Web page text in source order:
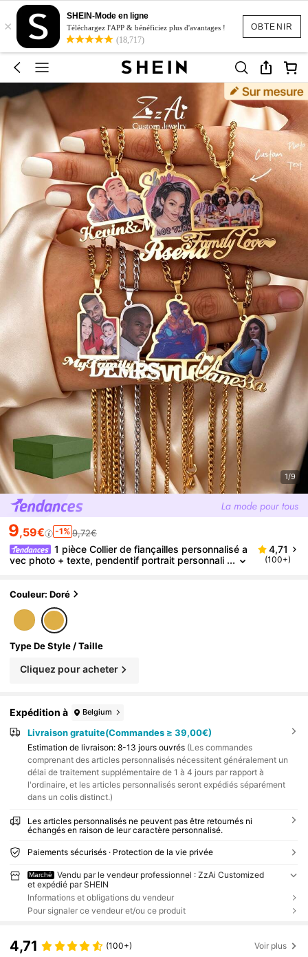
OBTENIR
×
SHEIN-Mode en ligne
Téléchargez l'APP & bénéficiez plus d'avantages !
(18,717)
1/9
9,59€ -1% 9,72€
1 pièce Collier de fiançailles personnalisé a
vec photo + texte, pendentif portrait personnali
ne boîte-cadeau élégante, convient pour un port qu
4,71
(100+)
Couleur: Doré
Type De Style / Taille
Cliquez pour acheter
Expédition à Belgium
Livraison gratuite(Commandes ≥ 39,00€)
Estimation de livraison: 8-13 jours ouvrés (Les commandes
comprenant des articles personnalisés nécessitent généralement un
délai de traitement supplémentaire de 1 à 4 jours par rapport à
l'ordinaire, et les articles personnalisés seront expédiés séparément
dans un colis distinct.)
Les articles personnalisés ne peuvent pas être retournés ni
échangés en raison de leur caractère personnalisé.
Paiements sécurisés · Protection de la vie privée
Marché
Vendu par le vendeur professionnel : ZzAi Customized
et expédié par SHEIN
Informations et obligations du vendeur
Pour signaler ce vendeur et/ou ce produit
4,71 (100+) Voir plus